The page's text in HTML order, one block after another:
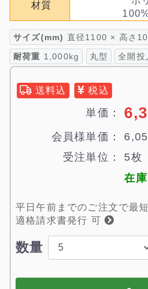
材質
サイズ(mm) 直径1100 × 高さ
耐荷重 1,000kg 丸型 全開投
送料込 税込
単価：
会員様単価：
受注単位：
5枚
在
平日午前までのご注文で最
適格請求書発行 可
数量